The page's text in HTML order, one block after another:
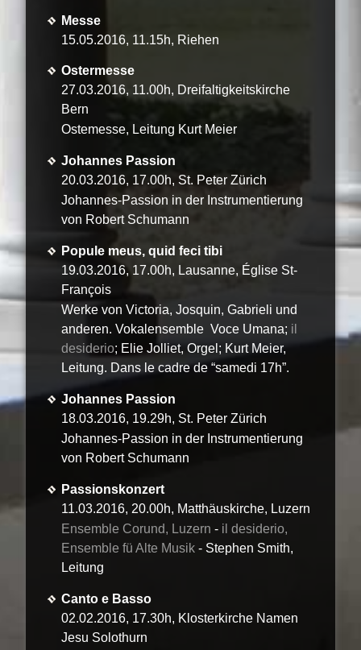
Messe
15.05.2016, 11.15h, Riehen
Ostermesse
27.03.2016, 11.00h, Dreifaltigkeitskirche
Bern
Ostemesse, Leitung Kurt Meier
Johannes Passion
20.03.2016, 17.00h, St. Peter Zürich
Johannes-Passion in der Instrumentierung
von Robert Schumann
Popule meus, quid feci tibi
19.03.2016, 17.00h, Lausanne, Église St-
François
Werke von Victoria, Josquin, Gabrieli und
anderen. Vokalensemble Voce Umana; il
desiderio; Elie Jolliet, Orgel; Kurt Meier,
Leitung. Dans le cadre de “samedi 17h”.
Johannes Passion
18.03.2016, 19.29h, St. Peter Zürich
Johannes-Passion in der Instrumentierung
von Robert Schumann
Passionskonzert
11.03.2016, 20.00h, Matthäuskirche, Luzern
Ensemble Corund, Luzern - il desiderio,
Ensemble fü Alte Musik - Stephen Smith,
Leitung
Canto e Basso
02.02.2016, 17.30h, Klosterkirche Namen
Jesu Solothurn